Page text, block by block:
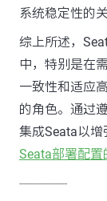
系统稳定性的关
综上所述，
中，特别是在
一致性和适应
的角色。通过
集成Seata以
Seata部署配置
---------------